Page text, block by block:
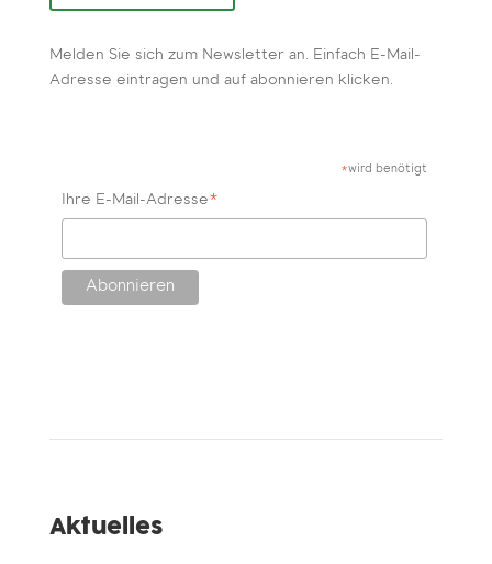
Melden Sie sich zum Newsletter an. Einfach E-Mail-
Adresse eintragen und auf abonnieren klicken.
*wird benötigt
Ihre E-Mail-Adresse*
Aktuelles